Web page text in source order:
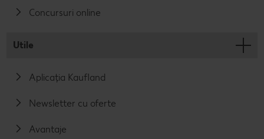
Concursuri online
Utile
Aplicația Kaufland
Newsletter cu oferte
Avantaje